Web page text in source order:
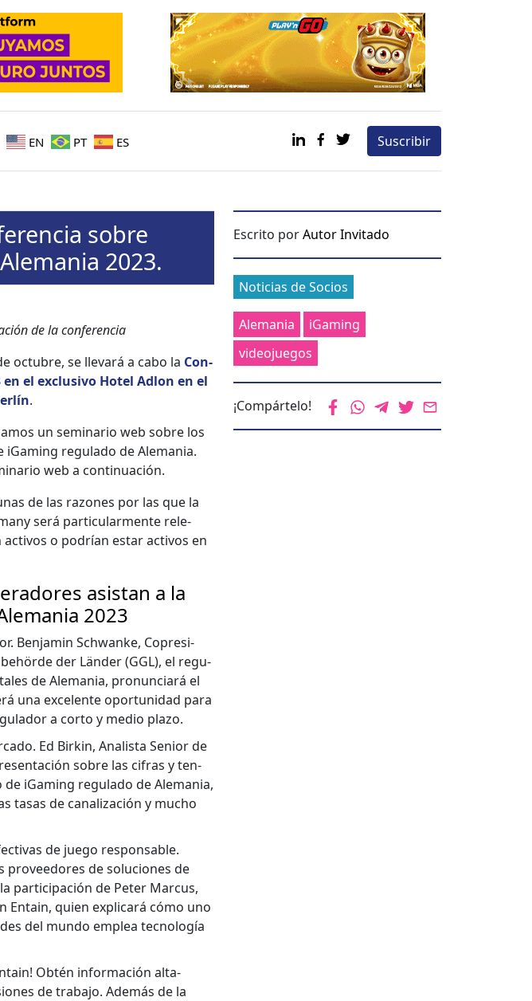
EN PT ES Suscribir
sobre
2023.
de la con­fer­en­cia
octubre, se lle­vará a cabo la Con­
el exclu­si­vo Hotel Adlon en el
.
un sem­i­nario web sobre los
reg­u­la­do de Ale­ma­nia.
web a con­tin­uación.
de las razones por las que la
será par­tic­u­lar­mente rel­e­
o podrían estar activos en
asistan a la
2023
Ben­jamin Schwanke, Copres­i­
der Län­der (GGL), el reg­u­
de Ale­ma­nia, pro­nun­cia­rá el
una exce­lente opor­tu­nidad para
a cor­to y medio pla­zo.
Ed Birkin, Anal­ista Senior de
sobre las cifras y ten­
iGam­ing reg­u­la­do de Ale­ma­nia,
tasas de canal­ización y mucho
de juego respon­s­able.
provee­dores de solu­ciones de
par­tic­i­pación de Peter Mar­cus,
Entain, quien expli­cará cómo uno
del mun­do emplea tec­nología
Obtén infor­ma­ción alta­
de tra­ba­jo. Además de la
Escrito porAutor Invitado
Categories
Noticias de Socios
Alemania
iGaming
videojuegos
¡Compártelo!